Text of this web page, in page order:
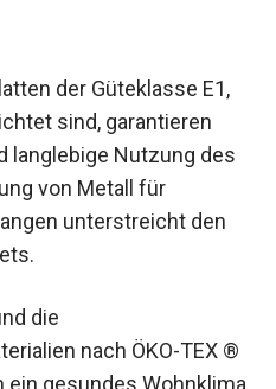
der Güteklasse E1,
sind, garantieren
langlebige Nutzung des
von Metall für
unterstreicht den
die
nach ÖKO-TEX ®